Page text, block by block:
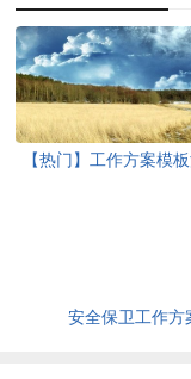
【热门】工作方案模
安全保卫工作方